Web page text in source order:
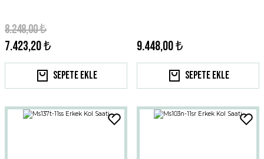
7.423,20 ₺
8.248,00 ₺
Sepete Ekle
9.448,00 ₺
Sepete Ekle